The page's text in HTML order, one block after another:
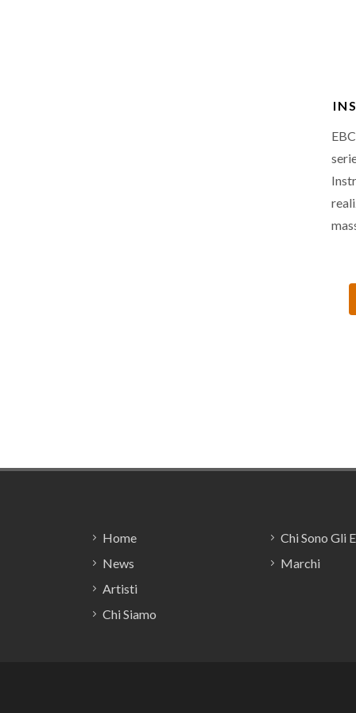
in
Home
News
Artisti
Chi Siamo
Chi Sono Gli
Marchi